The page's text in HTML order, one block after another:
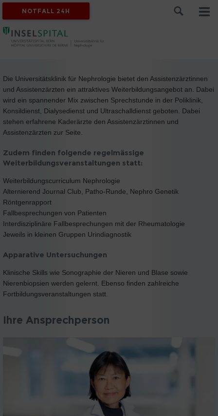
NOTFALL 24H
Die Universitätsklinik für Nephrologie bietet den Assistenzärztinnen
und Assistenzärzten ein attraktives Weiterbildungsangebot an. Dabei
wird ein spannender Mix zwischen Sprechstunde in der Poliklinik,
Konsildienst, Dialysedienst und Ultraschalldienst geboten. Dabei
stehen erfahrene Kaderärzte den Assistenzärztinnen und
Assistenzärzten zur Seite.
Zudem finden folgende regelmässige
Weiterbildungsveranstaltungen statt:
Weiterbildungscurriculum Nephrologie
Alternierend Journal Club, Patho-Runde, Nephro Genetik
Röntgenrapport
Fallbesprechungen von Patienten
Interdisziplinäre Fallbesprechungen mit der Rheumatologie
Jeweils in kleinen Gruppen Urindiagnostik
Apparative Untersuchungen
Klinische Skills wie Sonographie der Nieren und Blase sowie
Nierenbiopsien werden gelernt. Ebenso finden zahlreiche
Fortbildungsveranstaltungen statt.
Ihre Ansprechperson